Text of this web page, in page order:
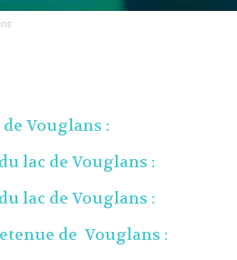
Vouglans :
lac de Vouglans :
lac de Vouglans :
de Vouglans :